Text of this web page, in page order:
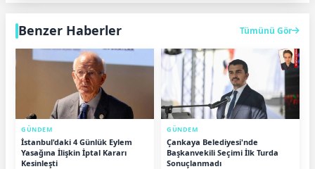
Benzer Haberler Tümünü Gör
GÜNDEM
İstanbul'daki 4 Günlük Eylem
Yasağına İlişkin İptal Kararı
Kesinleşti
GÜNDEM
Çankaya Belediyesi'nde
Başkanvekili Seçimi İlk Turda
Sonuçlanmadı